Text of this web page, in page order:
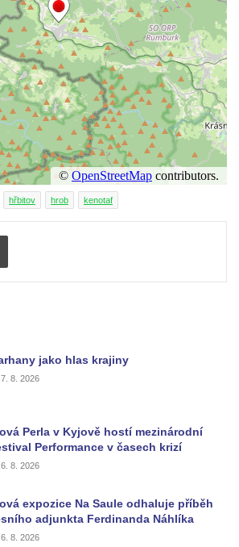
Švice na domě
Vltavou
světové války v ulici 1.
Vltavou
v ulici 1. máje v Lužci
Neumana v Hostíně u
před hřbitovem v
Floriána na hřbitově v
Švice na hřbitově v Lužci
na hřbitově v Lužci
Rudé armády na hřbitově
Sedláčka a Karla Pelce u
Lužce nad Vltavou
na hřbitově v
hřbitov hrob kenotaf
Tisknout
jako hlas krajiny
7. 8. 2026
Perla v Kyjově hostí mezinárodní
Performance v časech krizí
6. 8. 2026
expozice Na Saule odhaluje příběh
adjunkta Ferdinanda Náhlíka
6. 8. 2026